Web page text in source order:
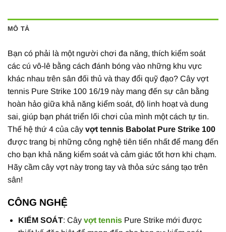
MÔ TẢ
Bạn có phải là một người chơi đa năng, thích kiểm soát
các cú vô-lê bằng cách đánh bóng vào những khu vực
khác nhau trên sân đối thủ và thay đổi quỹ đạo? Cây vợt
tennis Pure Strike 100 16/19 này mang đến sự cân bằng
hoàn hảo giữa khả năng kiểm soát, độ linh hoạt và dung
sai, giúp bạn phát triển lối chơi của mình một cách tự tin.
Thế hệ thứ 4 của cây vợt tennis Babolat Pure Strike 100
được trang bị những công nghệ tiên tiến nhất để mang đến
cho bạn khả năng kiểm soát và cảm giác tốt hơn khi chạm.
Hãy cầm cây vợt này trong tay và thỏa sức sáng tạo trên
sân!
CÔNG NGHỆ
KIỂM SOÁT: Cây vợt tennisPure Strike mới được